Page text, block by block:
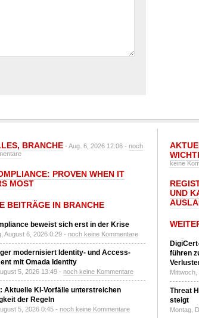
, BRANCHE - Aug. 6, 2026 12:06 - noch
PROVEN WHEN IT
MOST
BEITRÄGE IN BRANCHE
beweist sich erst in der Krise
August 6, 2026 0:29 - noch keine Kommentare
modernisiert Identity- und Access-
mit Omada Identity
5, 2026 13:49 - noch keine Kommentare
Aktuelle KI-Vorfälle unterstreichen
der Regeln
5, 2026 0:45 - noch keine Kommentare
keine
UND
führen
Mittwoch,
Threat
steigt
Montag,